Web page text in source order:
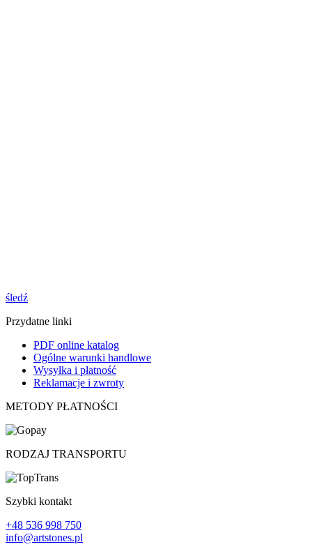
śledź
Przydatne linki
PDF online katalog
Ogólne warunki handlowe
Wysyłka i płatność
Reklamacje i zwroty
METODY PŁATNOŚCI
RODZAJ TRANSPORTU
Szybki kontakt
+48 536 998 750
info@artstones.pl